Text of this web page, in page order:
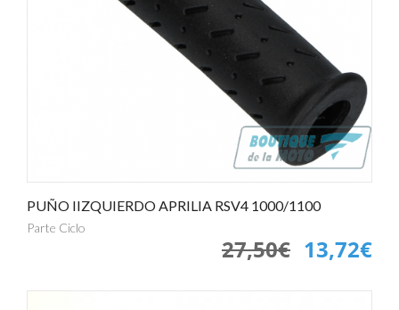
PUÑO IIZQUIERDO APRILIA RSV4 1000/1100
Parte Ciclo
13,72€
27,50€